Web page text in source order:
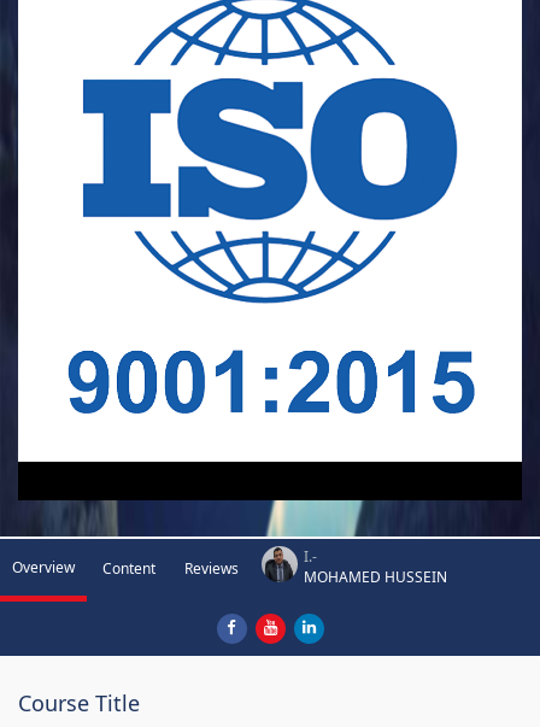
Video
Overview Content Reviews
I.-
MOHAMED HUSSEIN
Course Title